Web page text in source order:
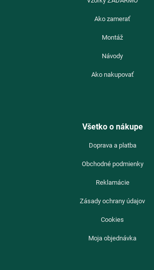
Ako zamerať
Montáž
Návody
Ako nakupovať
Všetko o nákupe
Doprava a platba
Obchodné podmienky
Reklamácie
Zásady ochrany údajov
Cookies
Moja objednávka